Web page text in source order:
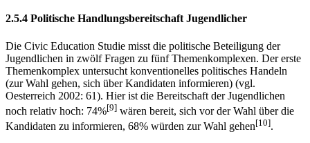
2.5.4 Politische Handlungsbereitschaft Jugendlicher
Die Civic Education Studie misst die politische Beteiligung der
Jugendlichen in zwölf Fragen zu fünf Themenkomplexen. Der erste
Themenkomplex untersucht konventionelles politisches Handeln
(zur Wahl gehen, sich über Kandidaten informieren) (vgl.
Oesterreich 2002: 61). Hier ist die Bereitschaft der Jugendlichen
noch relativ hoch: 74%[9] wären bereit, sich vor der Wahl über die
Kandidaten zu informieren, 68% würden zur Wahl gehen[10].